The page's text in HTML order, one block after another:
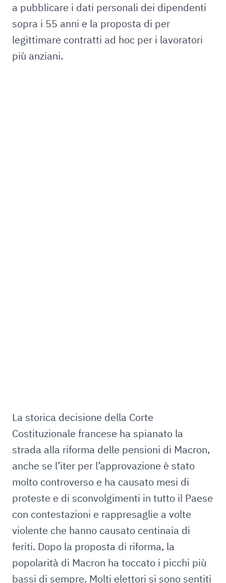
a pubblicare i dati personali dei dipendenti
sopra i 55 anni e la proposta di per
legittimare contratti ad hoc per i lavoratori
più anziani.
La storica decisione della Corte
Costituzionale francese ha spianato la
strada alla riforma delle pensioni di Macron,
anche se l’iter per l’approvazione è stato
molto controverso e ha causato mesi di
proteste e di sconvolgimenti in tutto il Paese
con contestazioni e rappresaglie a volte
violente che hanno causato centinaia di
feriti. Dopo la proposta di riforma, la
popolarità di Macron ha toccato i picchi più
bassi di sempre. Molti elettori si sono sentiti